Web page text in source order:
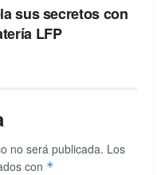
sus secretos con
LFP
no será publicada. Los
con *